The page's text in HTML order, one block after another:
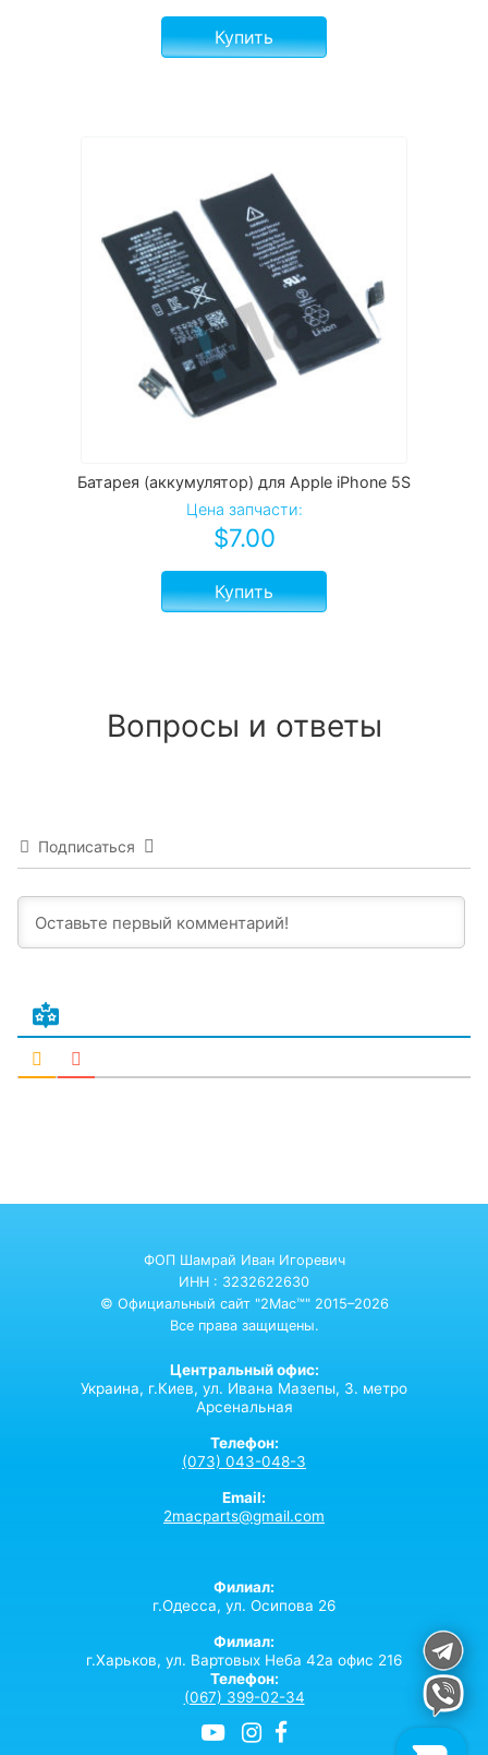
Купить
Батарея (аккумулятор) для Apple iPhone 5S
Цена запчасти:
$7.00
Купить
Вопросы и ответы
Подписаться
ФОП Шамрай Иван Игоревич
ИНН : 3232622630
© Официальный сайт "2Mac™" 2015–2026
Все права защищены.
Центральный офис:
Украина, г.Киев, ул. Ивана Мазепы, 3. метро
Арсенальная
Телефон:
(073) 043-048-3
Email:
2macparts@gmail.com
Филиал:
г.Одесса, ул. Осипова 26
Филиал:
г.Харьков, ул. Вартовых Неба 42а офис 216
Телефон:
(067) 399-02-34